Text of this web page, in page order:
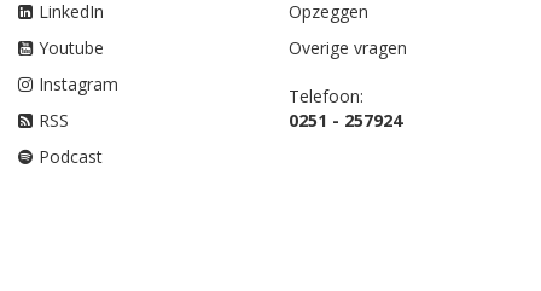
LinkedIn
Youtube
Instagram
RSS
Podcast
Opzeggen
Overige vragen
Telefoon:
0251 - 257924